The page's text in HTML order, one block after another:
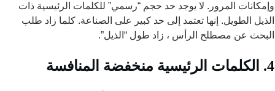
المرور. لا يوجد حد حجم “رسمي” للكلمات الرئيسية ذات
الطويل. إنها تعتمد إلى حد كبير على الصناعة. كلما زاد طلب
عن مصطلح الرأس ، زاد طول “الذيل”.